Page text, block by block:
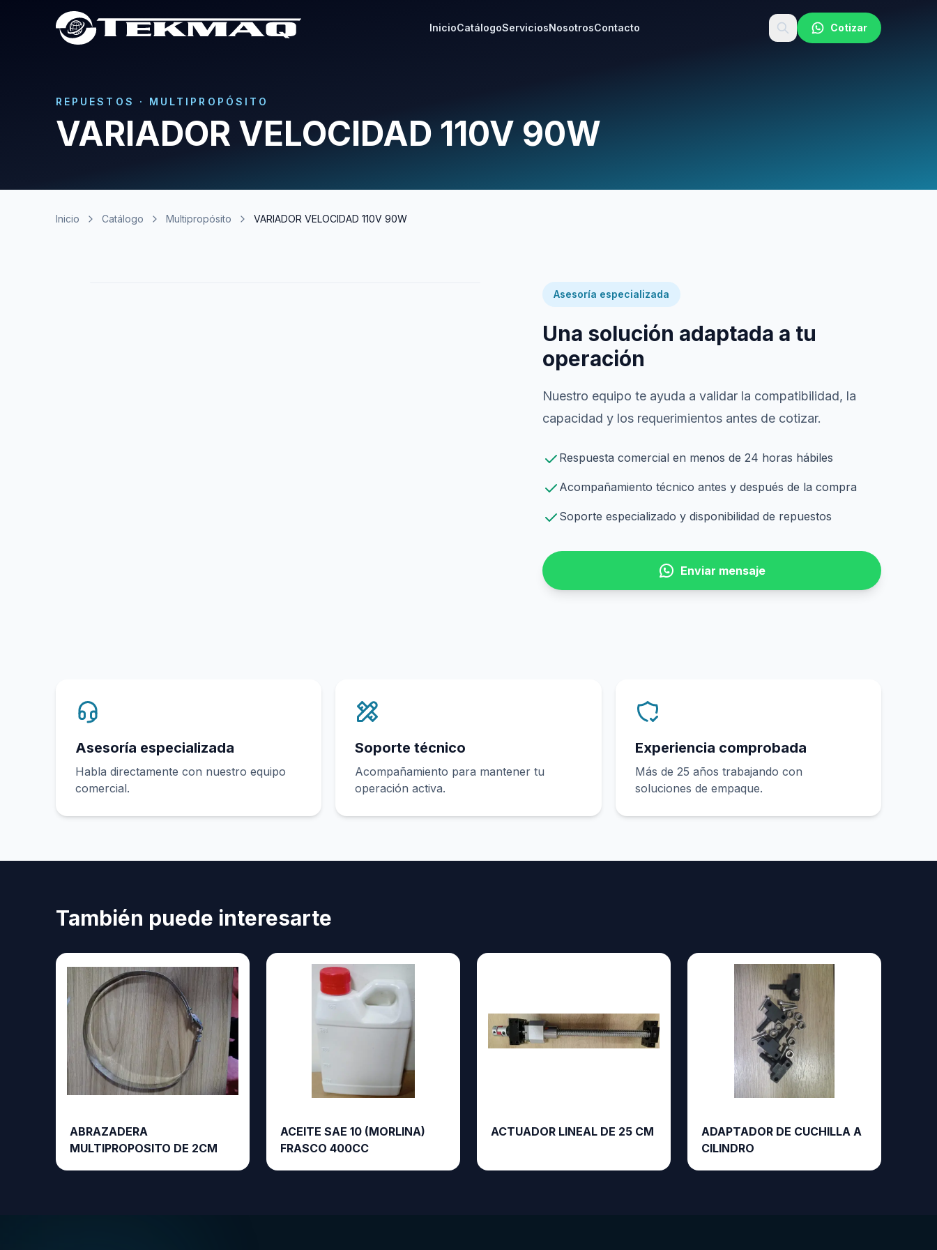
InicioCatálogoServiciosNosotrosContacto Cotizar
REPUESTOS · MULTIPROPÓSITO
VARIADOR VELOCIDAD 110V 90W
Inicio Catálogo Multipropósito VARIADOR VELOCIDAD 110V 90W
Asesoría especializada
Una solución adaptada a tu
operación
Nuestro equipo te ayuda a validar la compatibilidad, la
capacidad y los requerimientos antes de cotizar.
Respuesta comercial en menos de 24 horas hábiles
Acompañamiento técnico antes y después de la compra
Soporte especializado y disponibilidad de repuestos
Enviar mensaje
Asesoría especializada
Habla directamente con nuestro equipo
comercial.
Soporte técnico
Acompañamiento para mantener tu
operación activa.
Experiencia comprobada
Más de 25 años trabajando con
soluciones de empaque.
También puede interesarte
ABRAZADERA
MULTIPROPOSITO DE 2CM
ACEITE SAE 10 (MORLINA)
FRASCO 400CC
ACTUADOR LINEAL DE 25 CM
ADAPTADOR DE CUCHILLA A
CILINDRO